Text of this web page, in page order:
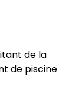
de la
de piscine